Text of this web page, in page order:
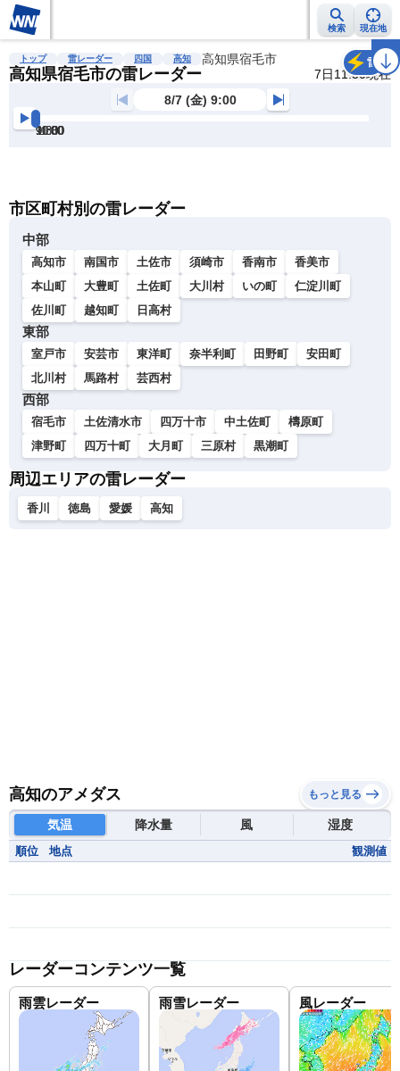
検索 現在地
雨雲レーダー 台風情報 地震情報 警報・注意報 2週間天気 ラ
トップ 雷レーダー 四国 高知 高知県宿毛市
高知県宿毛市の雷レーダー 7日11:50現在
雷
8/7 (金) 9:00
9:00
9:30
10:00
10:30
11:00
11:30
市区町村別の雷レーダー
中部
高知市 南国市 土佐市 須崎市 香南市
香美市
本山町
大豊町 土佐町 大川村 いの町
仁淀川町
佐川町
越知町 日高村
東部
室戸市 安芸市 東洋町 奈半利町 田野町
安田町
北川村
馬路村 芸西村
西部
宿毛市 土佐清水市 四万十市 中土佐町
檮原町
津野町
四万十町 大月町 三原村 黒潮町
周辺エリアの雷レーダー
香川 徳島 愛媛 高知
高知のアメダス もっと見る
気温 降水量 風 湿度
順位 地点 観測値
レーダーコンテンツ一覧
雨雲レーダー 雨雪レーダー 風レーダー